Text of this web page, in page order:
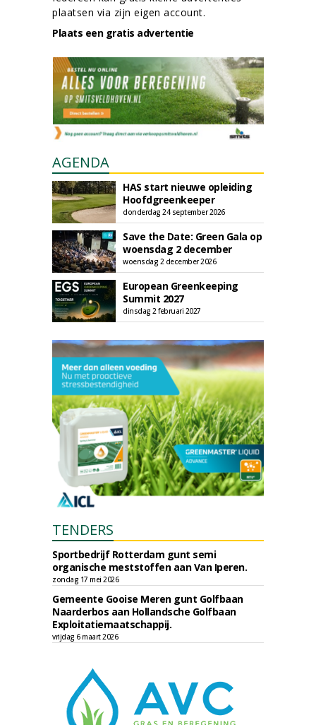
plaatsen via zijn eigen account.
Plaats een gratis advertentie
AGENDA
HAS start nieuwe opleiding
Hoofdgreenkeeper
donderdag 24 september 2026
Save the Date: Green Gala op
woensdag 2 december
woensdag 2 december 2026
European Greenkeeping
Summit 2027
dinsdag 2 februari 2027
TENDERS
Sportbedrijf Rotterdam gunt semi
organische meststoffen aan Van Iperen.
zondag 17 mei 2026
Gemeente Gooise Meren gunt Golfbaan
Naarderbos aan Hollandsche Golfbaan
Exploitatiemaatschappij.
vrijdag 6 maart 2026